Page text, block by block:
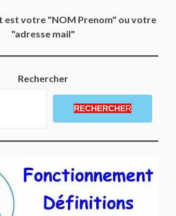
est votre "NOM Prenom" ou votre
"adresse mail"
Rechercher
RECHERCHER